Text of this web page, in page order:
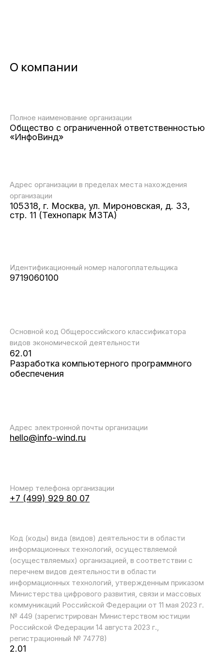
О компании
Полное наименование организации
Общество с ограниченной ответственностью
«ИнфоВинд»
Адрес организации в пределах места нахождения
организации
105318, г. Москва, ул. Мироновская, д. 33,
стр. 11 (Технопарк МЗТА)
Идентификационный номер налогоплательщика
9719060100
Основной код Общероссийского классификатора
видов экономической деятельности
62.01
Разработка компьютерного программного
обеспечения
Адрес электронной почты организации
hello@info-wind.ru
Номер телефона организации
+7 (499) 929 80 07
Код (коды) вида (видов) деятельности в области
информационных технологий, осуществляемой
(осуществляемых) организацией, в соответствии с
перечнем видов деятельности в области
информационных технологий, утвержденным приказом
Министерства цифрового развития, связи и массовых
коммуникаций Российской Федерации от 11 мая 2023 г.
№ 449 (зарегистрирован Министерством юстиции
Российской Федерации 14 августа 2023 г.,
регистрационный № 74778)
2.01